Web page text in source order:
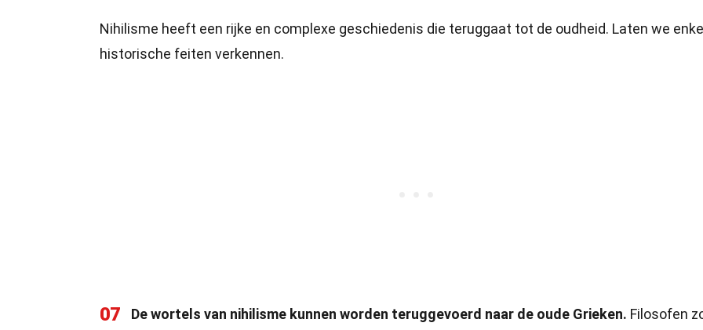
Nihilisme heeft een rijke en complexe geschiedenis die teruggaat tot de oudheid. Laten we
historische feiten verkennen.
07 De wortels van nihilisme kunnen worden teruggevoerd naar de oude Grieken. Filosofen